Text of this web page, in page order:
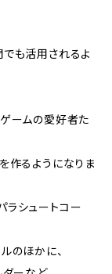
も活用されるよ
ームの愛好者た
作るようになりま
ラシュートコー
のほかに、